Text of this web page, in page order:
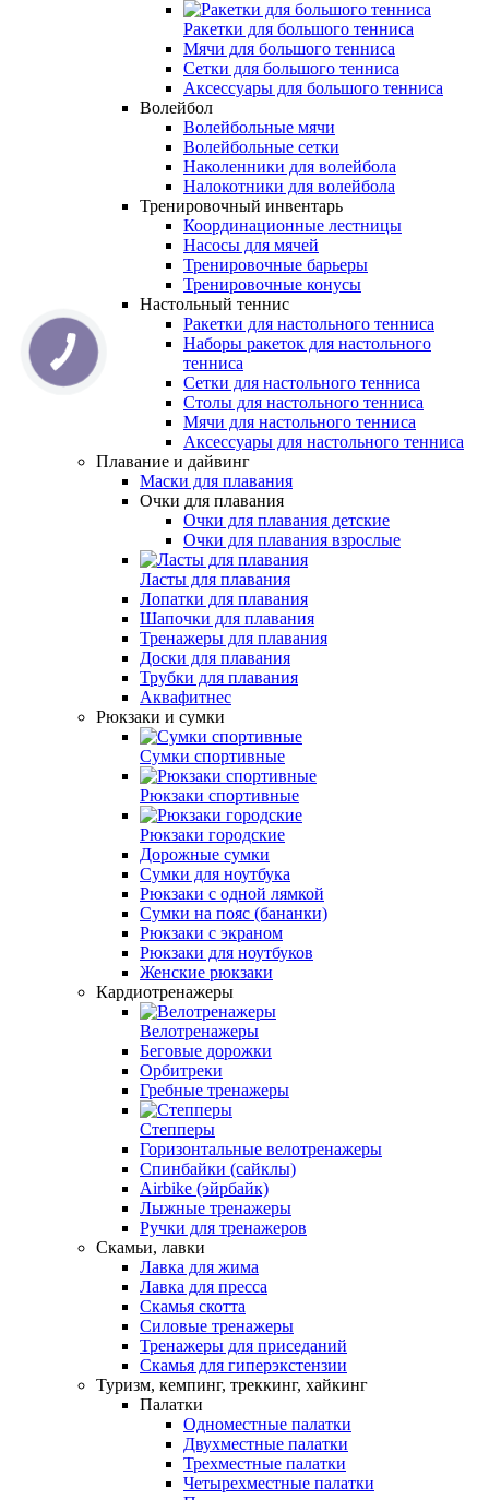
Ракетки для большого тенниса
Мячи для большого тенниса
Сетки для большого тенниса
Аксессуары для большого тенниса
Волейбол
Волейбольные мячи
Волейбольные сетки
Наколенники для волейбола
Налокотники для волейбола
Тренировочный инвентарь
Координационные лестницы
Насосы для мячей
Тренировочные барьеры
Тренировочные конусы
Настольный теннис
Ракетки для настольного тенниса
Наборы ракеток для настольного
тенниса
Сетки для настольного тенниса
Столы для настольного тенниса
Мячи для настольного тенниса
Аксессуары для настольного тенниса
Плавание и дайвинг
Маски для плавания
Очки для плавания
Очки для плавания детские
Очки для плавания взрослые
Ласты для плавания
Лопатки для плавания
Шапочки для плавания
Тренажеры для плавания
Доски для плавания
Трубки для плавания
Аквафитнес
Рюкзаки и сумки
Сумки спортивные
Рюкзаки спортивные
Рюкзаки городские
Дорожные сумки
Сумки для ноутбука
Рюкзаки с одной лямкой
Сумки на пояс (бананки)
Рюкзаки с экраном
Рюкзаки для ноутбуков
Женские рюкзаки
Кардиотренажеры
Велотренажеры
Беговые дорожки
Орбитреки
Гребные тренажеры
Степперы
Горизонтальные велотренажеры
Спинбайки (сайклы)
Airbike (эйрбайк)
Лыжные тренажеры
Ручки для тренажеров
Скамьи, лавки
Лавка для жима
Лавка для пресса
Скамья скотта
Силовые тренажеры
Тренажеры для приседаний
Скамья для гиперэкстензии
Туризм, кемпинг, треккинг, хайкинг
Палатки
Одноместные палатки
Двухместные палатки
Трехместные палатки
Четырехместные палатки